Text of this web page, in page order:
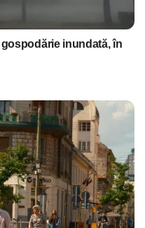
inundată, în